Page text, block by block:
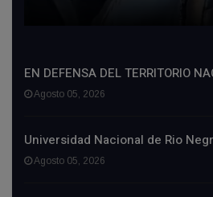
EN DEFENSA DEL TERRITORIO
Agosto 05, 2026
Universidad Nacional de Rio
Agosto 05, 2026